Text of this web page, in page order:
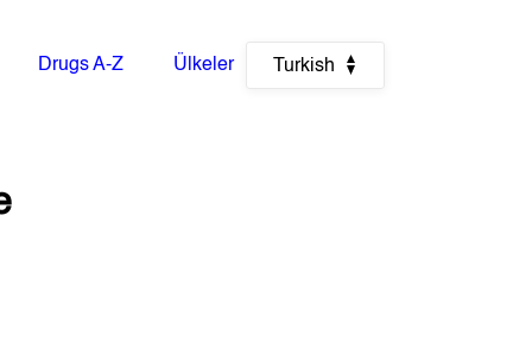
Drugs A-Z Ülkeler Turkish